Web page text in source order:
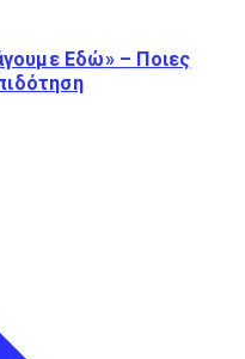
Εδώ» – Ποιες